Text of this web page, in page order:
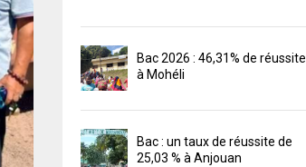
Bac 2026 : 46,31% de réussite
à Mohéli
Bac : un taux de réussite de
25,03 % à Anjouan